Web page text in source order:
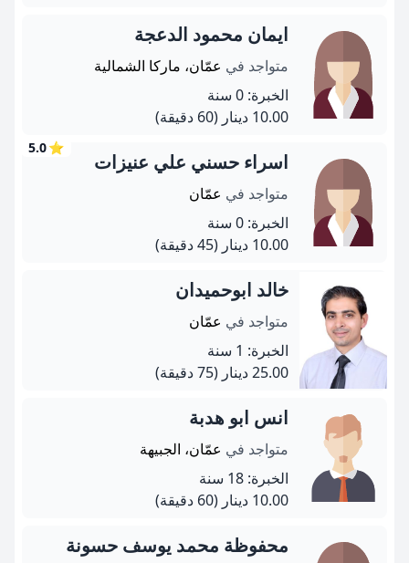
ايمان محمود الدعجة
متواجد في عمّان، ماركا الشمالية
الخبرة: 0 سنة
10.00 دينار
(60 دقيقة)
⭐
5.0
اسراء حسني علي عنيزات
متواجد في عمّان
الخبرة: 0 سنة
10.00 دينار
(45 دقيقة)
خالد ابوحميدان
متواجد في عمّان
الخبرة: 1 سنة
25.00 دينار
(75 دقيقة)
انس ابو هدبة
متواجد في عمّان، الجبيهة
الخبرة: 18 سنة
10.00 دينار
(60 دقيقة)
محفوظة محمد يوسف حسونة